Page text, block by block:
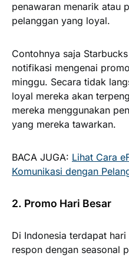
penawaran menarik atau
pelanggan yang loyal.
Contohnya saja
notifikasi mengenai
minggu. Secara tidak
loyal mereka akan
mereka menggunakan
yang mereka tawarkan.
BACA JUGA: Lihat Cara
Komunikasi dengan
2. Promo Hari Besar
Di Indonesia terdapat
respon dengan seasonal